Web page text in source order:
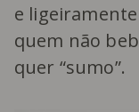
e
quem não
quer “sumo”.